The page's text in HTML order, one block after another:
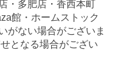
・多肥店・香西本町
館・ホームストック
がない場合がございま
となる場合がござい